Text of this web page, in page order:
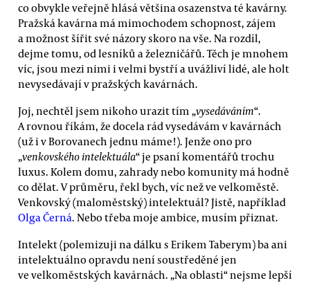
co obvykle veřejně hlásá většina osazenstva té kavárny.
Pražská kavárna má mimochodem schopnost, zájem
a možnost šířit své názory skoro na vše. Na rozdíl,
dejme tomu, od lesníků a železničářů. Těch je mnohem
víc, jsou mezi nimi i velmi bystří a uvážliví lidé, ale holt
nevysedávají v pražských kavárnách.
Joj, nechtěl jsem nikoho urazit tím „vysedáváním“.
A rovnou říkám, že docela rád vysedávám v kavárnách
(už i v Borovanech jednu máme!). Jenže ono pro
„venkovského intelektuála“ je psaní komentářů trochu
luxus. Kolem domu, zahrady nebo komunity má hodně
co dělat. V průměru, řekl bych, víc než ve velkoměstě.
Venkovský (maloměstský) intelektuál? Jistě, například
Olga Černá. Nebo třeba moje ambice, musím přiznat.
Intelekt (polemizuji na dálku s Erikem Taberym) ba ani
intelektuálno opravdu není soustředěné jen
ve velkoměstských kavárnách. „Na oblasti“ nejsme lepší